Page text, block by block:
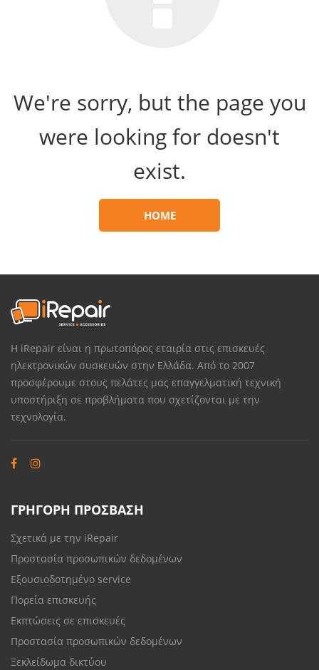
We're sorry, but the page you
were looking for doesn't
exist.
HOME
Η iRepair είναι η πρωτοπόρος εταιρία στις επισκευές
ηλεκτρονικών συσκευών στην Ελλάδα. Από το 2007
προσφέρουμε στους πελάτες μας επαγγελματική τεχνική
υποστήριξη σε προβλήματα που σχετίζονται με την
τεχνολογία.
ΓΡΗΓΟΡΗ ΠΡΟΣΒΑΣΗ
Σχετικά με την iRepair
Προστασία προσωπικών δεδομένων
Εξουσιοδοτημένο service
Πορεία επισκευής
Εκπτώσεις σε επισκευές
Προστασία προσωπικών δεδομένων
Ξεκλείδωμα δικτύου